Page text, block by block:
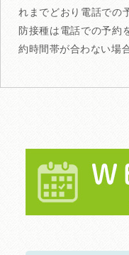
れまでどおり電話での
防接種は電話での予約
約時間帯が合わない場